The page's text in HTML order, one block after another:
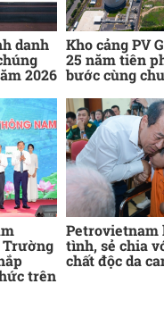
danh
2026
Kho cảng PV
25 năm tiên
bước cùng
Trường
trên
Petrovietnam
tình, sẻ chia
chất độc da